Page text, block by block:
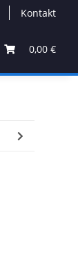
Kontakt
0,00 €